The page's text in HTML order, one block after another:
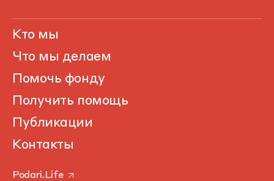
Кто мы
Что мы делаем
Помочь фонду
Получить помощь
Публикации
Контакты
Podari.Life